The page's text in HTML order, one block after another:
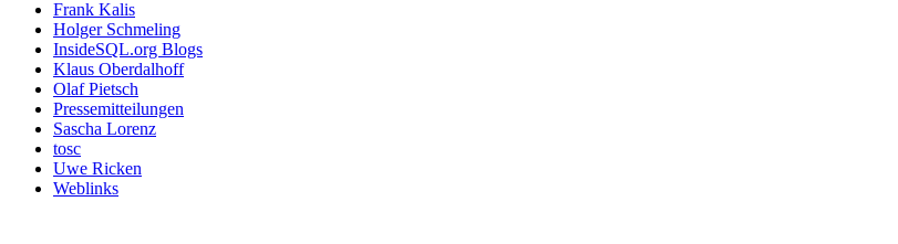
Frank Kalis
Holger Schmeling
InsideSQL.org Blogs
Klaus Oberdalhoff
Olaf Pietsch
Pressemitteilungen
Sascha Lorenz
tosc
Uwe Ricken
Weblinks